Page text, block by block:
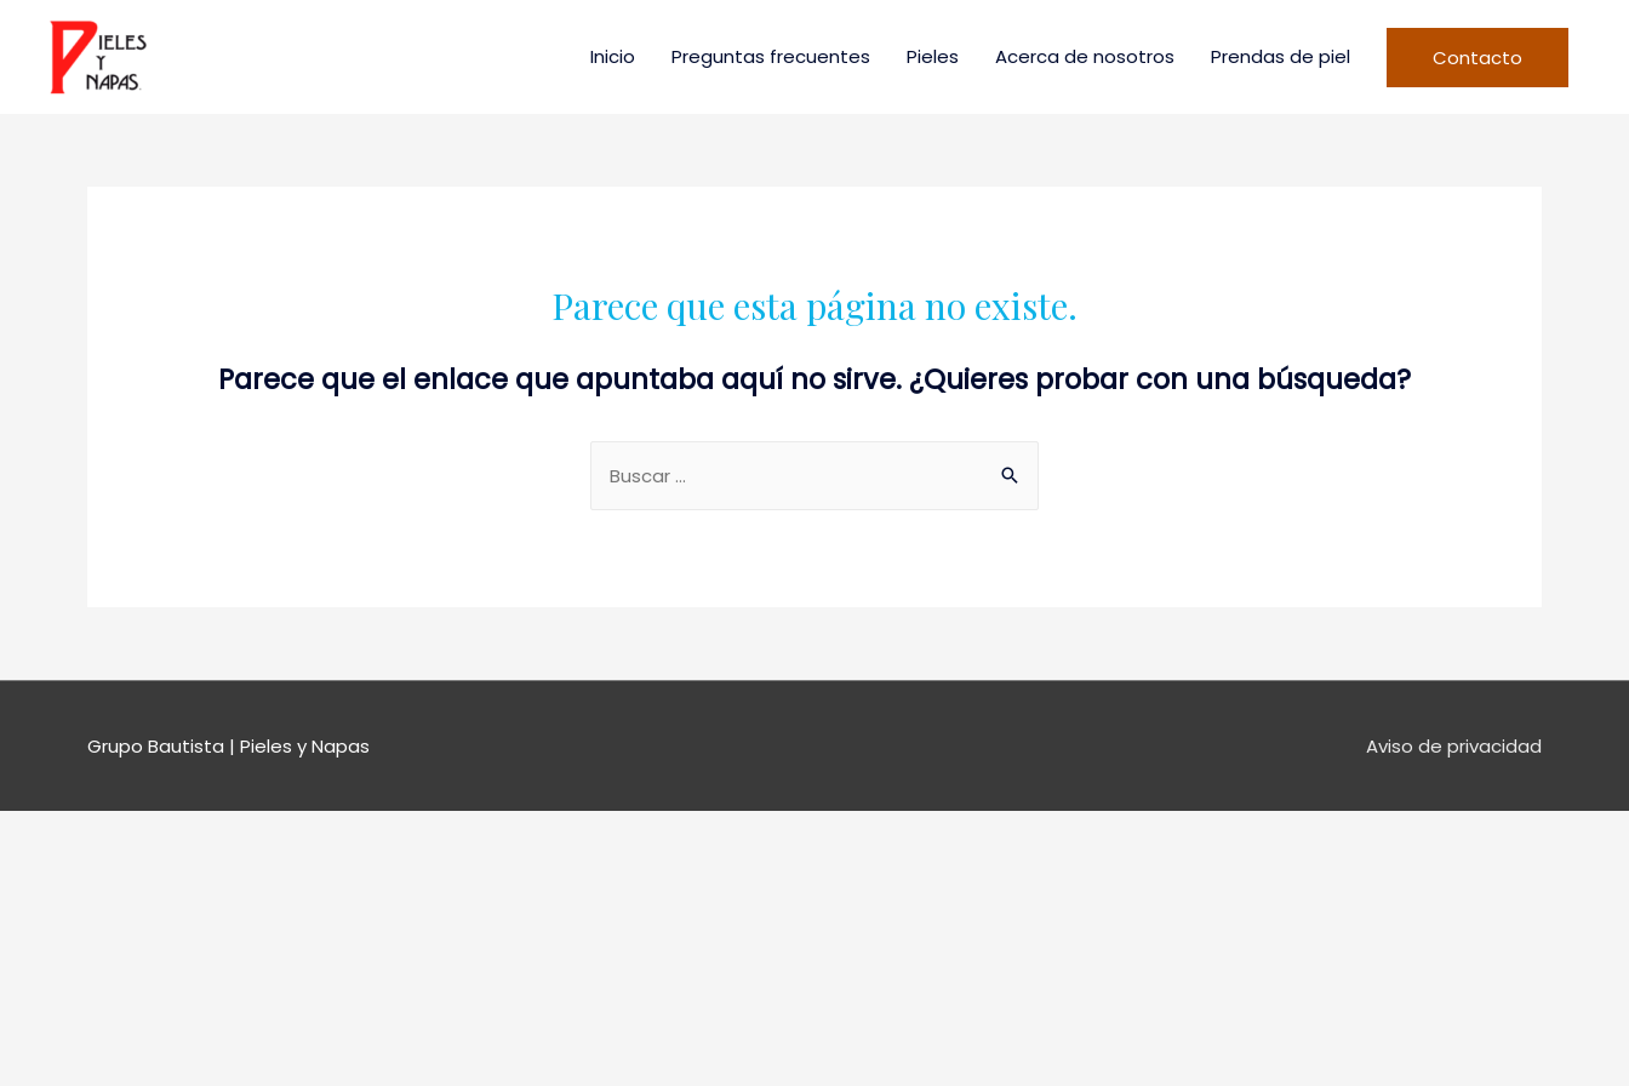
Inicio Preguntas frecuentes Pieles Acerca de nosotros Prendas de piel Contacto
Parece que esta página no existe.
Parece que el enlace que apuntaba aquí no sirve. ¿Quieres probar con una búsqueda?
Grupo Bautista | Pieles y Napas Aviso de privacidad